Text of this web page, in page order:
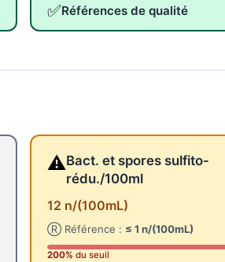
✅Références de qualité
⚠️Bact. et spores sulfito-
rédu./100ml
12 n/(100mL)
Ⓡ Référence : ≤ 1 n/(100mL)
200% du seuil